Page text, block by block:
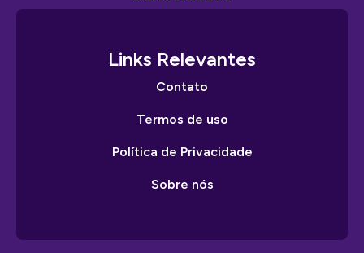
Links Relevantes
Contato
Termos de uso
Política de Privacidade
Sobre nós